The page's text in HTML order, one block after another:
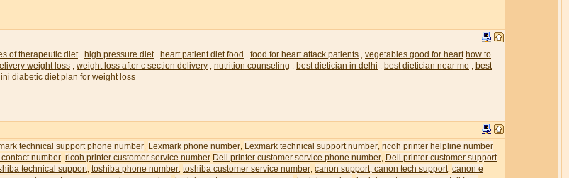
of therapeutic diet, high pressure diet, heart patient diet food food for heart attack patients vegetables good for heart how to
weight loss weight loss after c section delivery nutrition counseling best dietician in delhi best dietician near me
best
diabetic diet plan for weight loss
technical support phone number Lexmark phone number Lexmark technical support number ricoh printer helpline number
number ricoh printer customer service number Dell printer customer service phone number Dell printer customer support
technical support toshiba phone number toshiba customer service number canon support, canon tech support canon e